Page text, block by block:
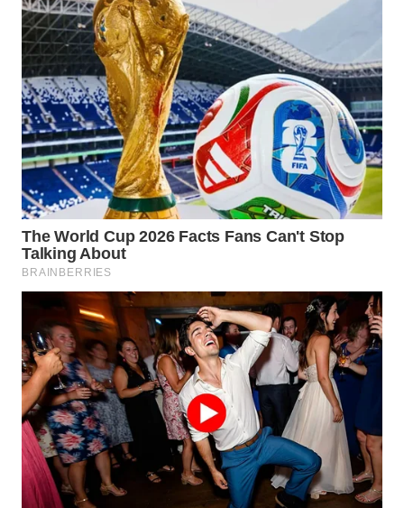
WN
TAPANULI
TENGAH
WN DELI
SERDANG
WN
TEBING
TINGGI
WN
WN
KARAWANG
WN
BEKASI
WN
BOGOR